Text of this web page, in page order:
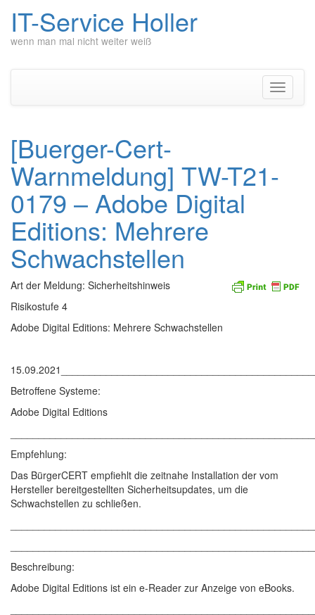
IT-Service Holler
wenn man mal nicht weiter weiß
[Buerger-Cert-
Warnmeldung] TW-T21-
0179 – Adobe Digital
Editions: Mehrere
Schwachstellen
Art der Meldung: Sicherheitshinweis
Risikostufe 4
Adobe Digital Editions: Mehrere Schwachstellen
Betroffene Systeme:
Adobe Digital Editions
Empfehlung:
Das BürgerCERT empfiehlt die zeitnahe Installation der vom
Hersteller bereitgestellten Sicherheitsupdates, um die
Schwachstellen zu schließen.
Beschreibung:
Adobe Digital Editions ist ein e-Reader zur Anzeige von eBooks.